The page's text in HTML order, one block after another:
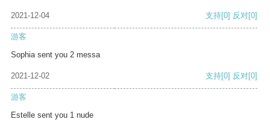
2021-12-04 支持[0] 反对[0]
游客
Sophia sent you 2 messa
2021-12-02 支持[0] 反对[0]
游客
Estelle sent you 1 nude